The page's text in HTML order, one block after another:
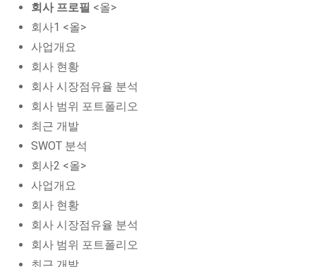
회사 프로필 <올>
회사1 <올>
사업개요
회사 현황
회사 시장점유율 분석
회사 범위 포트폴리오
최근 개발
SWOT 분석
회사2 <올>
사업개요
회사 현황
회사 시장점유율 분석
회사 범위 포트폴리오